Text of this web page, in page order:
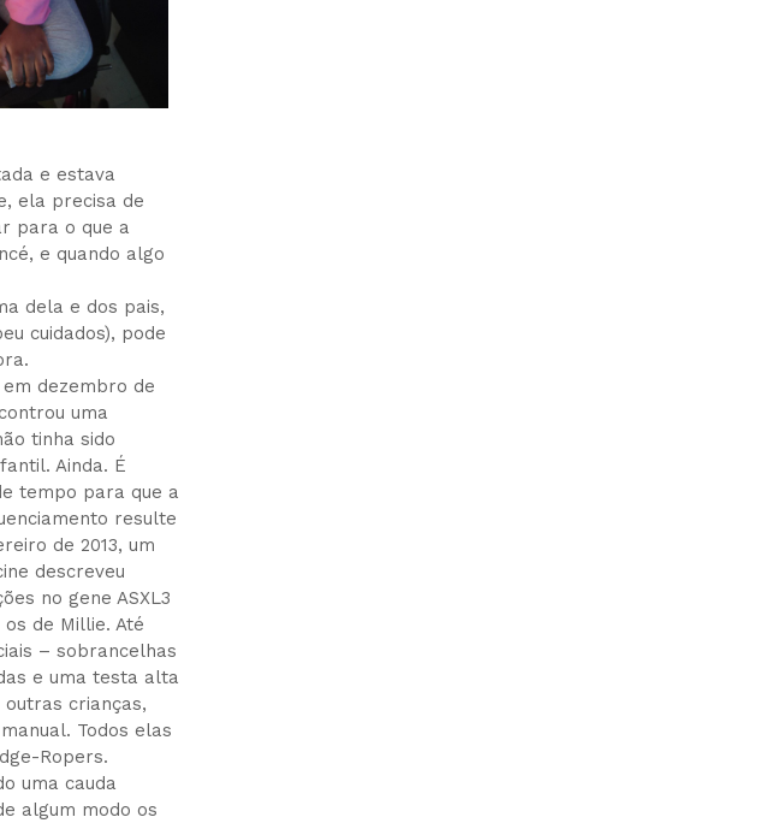
e estava
ela precisa de
para o que a
e quando algo
dela e dos pais,
cuidados), pode
dezembro de
uma
tinha sido
Ainda. É
tempo para que a
resulte
de 2013, um
descreveu
no gene ASXL3
de Millie. Até
– sobrancelhas
e uma testa alta
crianças,
Todos elas
Ropers.
uma cauda
algum modo os